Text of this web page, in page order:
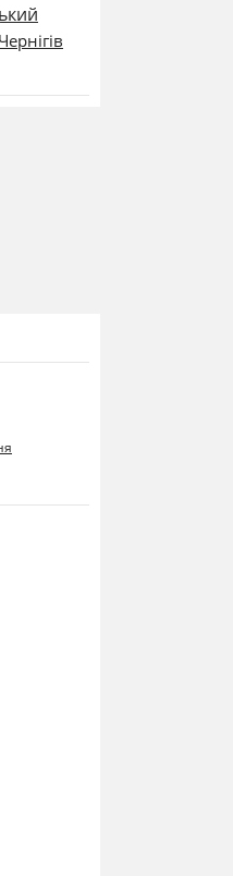
Чернігів